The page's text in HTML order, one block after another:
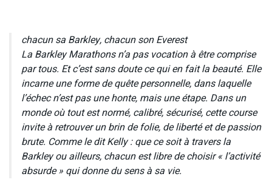
chacun sa Barkley, chacun son Everest
La Barkley Marathons n’a pas vocation à être comprise
par tous. Et c’est sans doute ce qui en fait la beauté. Elle
incarne une forme de quête personnelle, dans laquelle
l’échec n’est pas une honte, mais une étape. Dans un
monde où tout est normé, calibré, sécurisé, cette course
invite à retrouver un brin de folie, de liberté et de passion
brute. Comme le dit Kelly : que ce soit à travers la
Barkley ou ailleurs, chacun est libre de choisir « l’activité
absurde » qui donne du sens à sa vie.